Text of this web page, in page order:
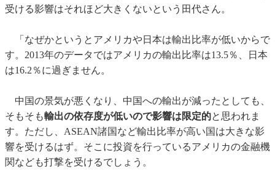
受ける影響はそれほど大きくないという田代さん。
「なぜかというとアメリカや日本は輸出比率が低いからで
す。2013年のデータではアメリカの輸出比率は13.5％、日本
は16.2％に過ぎません。
中国の景気が悪くなり、中国への輸出が減ったとしても、
そもそも輸出の依存度が低いので影響は限定的と思われま
す。ただし、ASEAN諸国など輸出比率が高い国は大きな影
響を受けるはず。そこに投資を行っているアメリカの金融機
関なども打撃を受けるでしょう。